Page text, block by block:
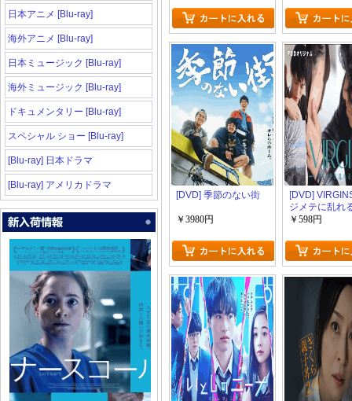
日本アニメ [Blu-ray]
海外アニメ [Blu-ray]
日本ミュージック [Blu-ray]
海外ミュージック [Blu-ray]
ドキュメンタリー [Blu-ray]
スペシャル ショー [Blu-ray]
[Blu-ray] 日本ドラマ
[Blu-ray] アメリカドラマ
[DVD] 季節のない街
￥3980円
[DVD]
ジメテに乱れ
ち～Season3
￥598円